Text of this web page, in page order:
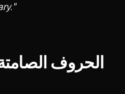
الحروف